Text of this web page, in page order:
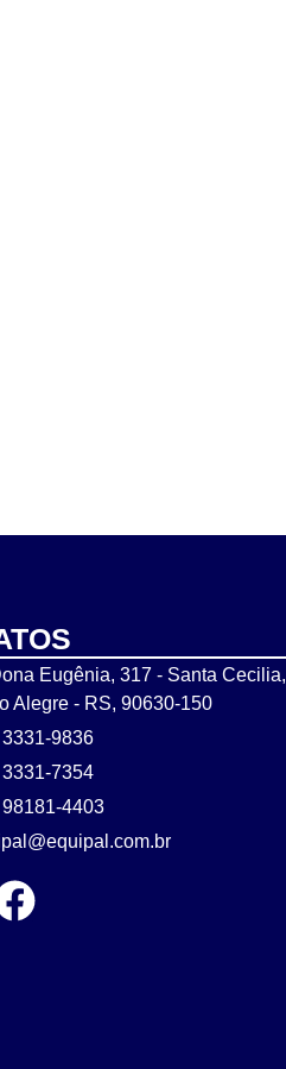
Eugênia, 317 - Santa Cecilia,
Alegre - RS, 90630-150
3331-9836
3331-7354
98181-4403